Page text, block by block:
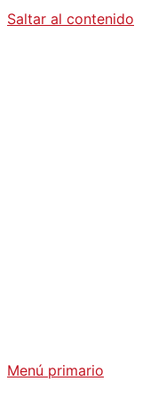
Saltar al contenido
Menú primario